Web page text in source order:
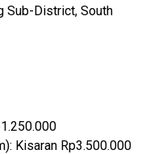
Sub-District, South
Kisaran Rp3.500.000